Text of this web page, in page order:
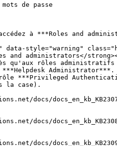
de passe
à ***Roles and
and administrators</
qu'aux rôles
Administrator***.
***Privileged
la case).